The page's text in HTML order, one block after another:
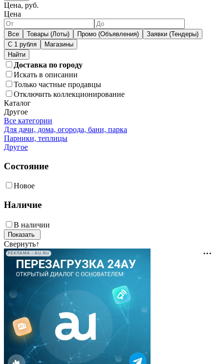
Цена, руб.
Цена
Все Товары (Лоты) Промо (Объявления)
Заявки (Тендеры)
С 1 рубля
Магазины
Доставка по городу
Искать в описании
Только частные продавцы
Отключить коллекционирование
Каталог
Другое
Все категории
Для дачи, дома, огорода, бани, парка
Парники, теплицы
Другое
Состояние
Новое
Наличие
В наличии
Свернуть↑
РЕКЛАМА • AU.RU